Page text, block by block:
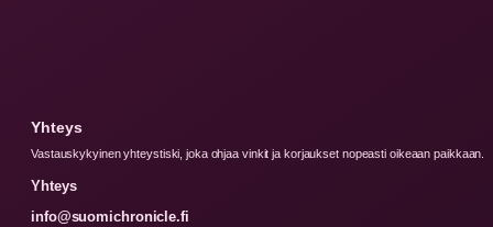
Yhteys
Vastauskykyinen yhteystiski, joka ohjaa vinkit ja korjaukset nopeasti oikeaan paikkaan.
Yhteys
info@suomichronicle.fi